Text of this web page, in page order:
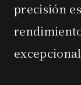
precisión